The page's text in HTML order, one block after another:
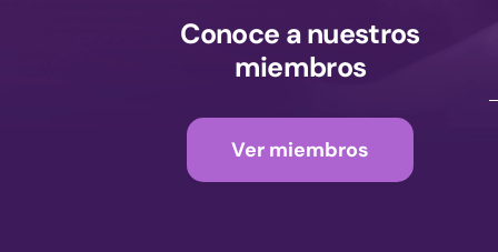
Conoce a nuestros
miembros
Ver miembros